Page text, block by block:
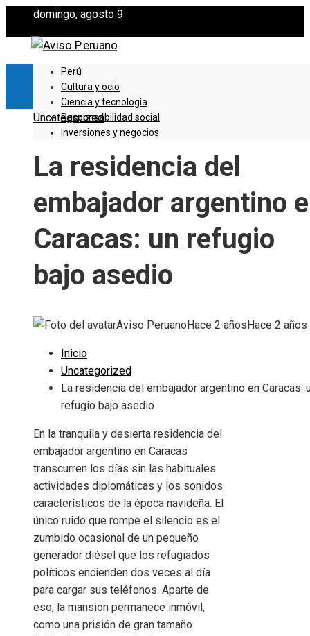
domingo, agosto 9
Perú
Cultura y ocio
Ciencia y tecnología
Responsabilidad social
Inversiones y negocios
Uncategorized
La residencia del
embajador argentino
Caracas: un refugio
bajo asedio
Aviso Peruano Hace 2 años Hace 2 años
Inicio
Uncategorized
La residencia del embajador argentino en Caracas:
refugio bajo asedio
En la tranquila y desierta residencia del
embajador argentino en Caracas
transcurren los días sin las habituales
actividades diplomáticas y los sonidos
característicos de la época navideña. El
único ruido que rompe el silencio es el
zumbido ocasional de un pequeño
generador diésel que los refugiados
políticos encienden dos veces al día
para cargar sus teléfonos. Aparte de
eso, la mansión permanece inmóvil,
como una prisión de gran tamaño